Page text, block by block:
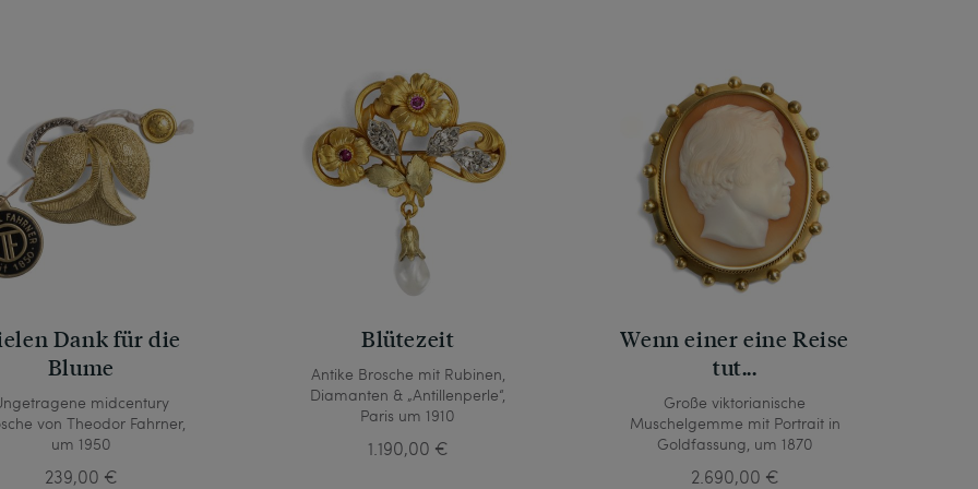
Dank für die
Blume
midcentury
von Theodor Fahrner,
um 1950
239,00 €
Blütezeit
Antike Brosche mit Rubinen,
Diamanten & „Antillenperle“,
Paris um 1910
1.190,00 €
Wenn einer eine Reise
tut...
Große viktorianische
Muschelgemme mit Portrait in
Goldfassung, um 1870
2.690,00 €